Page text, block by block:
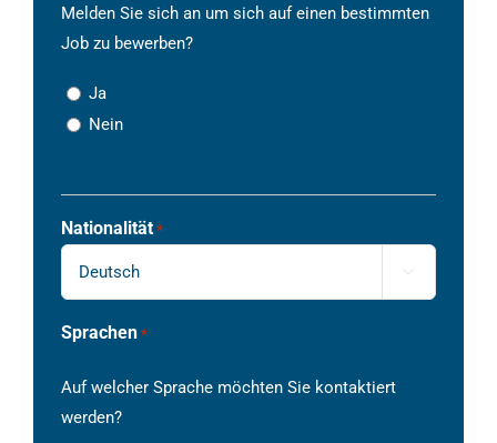
Melden Sie sich an um sich auf einen bestimmten
Job zu bewerben?
Ja
Nein
Nationalität *

Sprachen *
Auf welcher Sprache möchten Sie kontaktiert
werden?